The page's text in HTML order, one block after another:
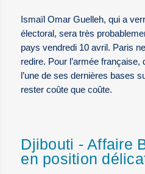
Ismaïl Omar Guelleh, qui a
électoral, sera très
pays vendredi 10 avril. Paris
redire. Pour l’armée
l’une de ses dernières bases
rester coûte que coûte.
Djibouti - Affaire
en position